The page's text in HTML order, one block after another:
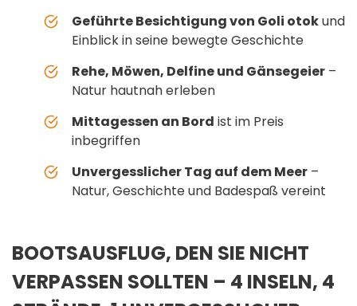
Geführte Besichtigung von Goli otokund
Einblick in seine bewegte Geschichte
Rehe, Möwen, Delfine und Gänsegeier –
Natur hautnah erleben
Mittagessen an Bord ist im Preis
inbegriffen
Unvergesslicher Tag auf dem Meer –
Natur, Geschichte und Badespaß vereint
BOOTSAUSFLUG, DEN SIE NICHT
VERPASSEN SOLLTEN – 4 INSELN, 4